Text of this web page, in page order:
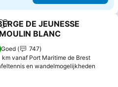
Toevoegen aan favorieten
DE JEUNESSE
BLANC
bekijken
Goed
747
km vanaf Port Maritime de Brest
en wandelmogelijkheden